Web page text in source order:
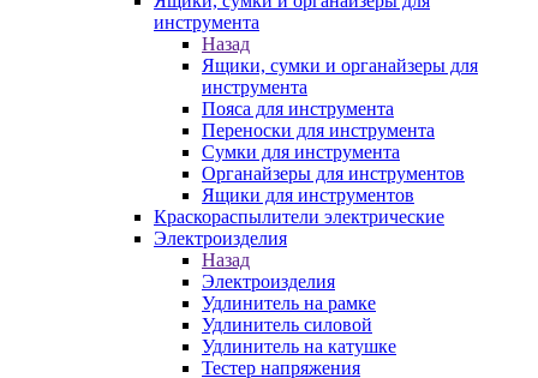
инструмента
Назад
Ящики, сумки и органайзеры для
инструмента
Пояса для инструмента
Переноски для инструмента
Сумки для инструмента
Органайзеры для инструментов
Ящики для инструментов
Краскораспылители электрические
Электроизделия
Назад
Электроизделия
Удлинитель на рамке
Удлинитель силовой
Удлинитель на катушке
Тестер напряжения